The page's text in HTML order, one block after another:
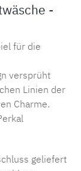
-
für die
versprüht
Linien der
Charme.
geliefert